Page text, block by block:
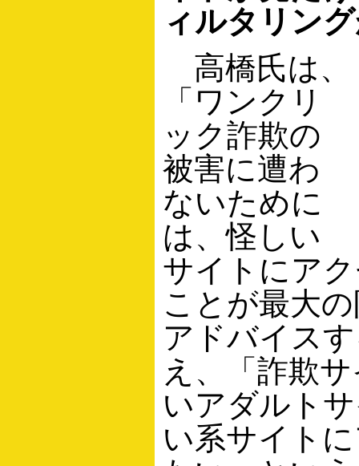
ィルタリン
高橋氏は、
「ワンクリ
ック詐欺の
被害に遭わ
ないために
は、怪しい
サイトにア
ことが最大
アドバイス
え、「詐欺
いアダルト
い系サイト